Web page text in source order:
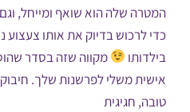
המטרה שלה הוא שואף ומייחל,
כדי לרכוש בדיוק את אותו צעצוע
בילדותו
מקווה שזה בסדר
אישית משלי לפרשנות שלך.
טובה, חגיגית